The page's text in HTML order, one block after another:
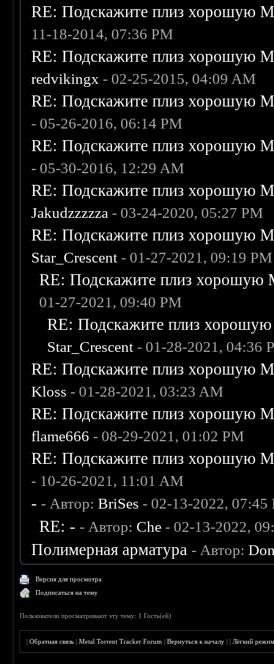
RE: Подскажите плиз хорошую
11-18-2014, 07:36 PM
RE: Подскажите плиз хорошую
redvikingx - 02-25-2015, 04:09 AM
RE: Подскажите плиз хорошую
- 05-26-2016, 06:14 PM
RE: Подскажите плиз хорошую
- 05-30-2016, 12:29 AM
RE: Подскажите плиз хорошую
Jakudzzzzza - 03-24-2020, 05:27 PM
RE: Подскажите плиз хорошую
Star_Crescent - 01-27-2021, 09:19 PM
RE: Подскажите плиз хорошую
01-27-2021, 09:40 PM
RE: Подскажите плиз
Star_Crescent - 01-28-2021, 04:36
RE: Подскажите плиз хорошую
Kloss - 01-28-2021, 03:23 AM
RE: Подскажите плиз хорошую
flame666 - 08-29-2021, 01:02 PM
RE: Подскажите плиз хорошую
- 10-26-2021, 11:01 AM
- - Автор:BriSes - 02-13-2022, 07:45
RE: - - Автор: Che - 02-13-2022,
Полимерная арматура - Автор:
Версия для просмотра
Подписаться на тему
Пользователи просматривают эту тему: 1 Гость(ей)
|Обратная связь |Metal Torrent Tracker Forum |Вернуться к началу ||Лёгкий